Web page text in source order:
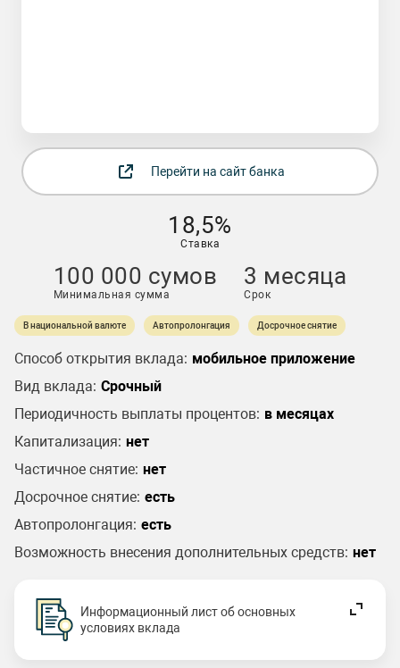
Перейти на сайт банка
18,5%
Ставка
100 000 сумов
Минимальная сумма
3 месяца
Срок
В национальной валюте Автопролонгация Досрочное снятие
Способ открытия вклада: мобильное приложение
Вид вклада: Срочный
Периодичность выплаты процентов: в месяцах
Капитализация: нет
Частичное снятие: нет
Досрочное снятие: есть
Автопролонгация: есть
Возможность внесения дополнительных средств: нет
Информационный лист об основных
условиях вклада